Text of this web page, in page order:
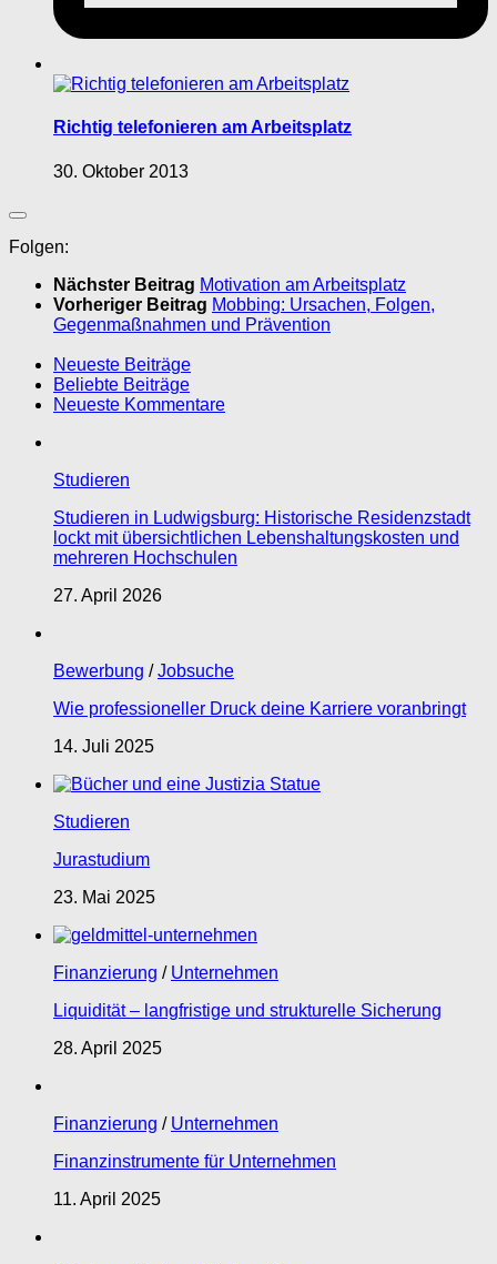
Richtig telefonieren am Arbeitsplatz
30. Oktober 2013
Folgen:
Nächster Beitrag Motivation am Arbeitsplatz
Vorheriger Beitrag Mobbing: Ursachen, Folgen,
Gegenmaßnahmen und Prävention
Neueste Beiträge
Beliebte Beiträge
Neueste Kommentare
Studieren
Studieren in Ludwigsburg: Historische Residenzstadt
lockt mit übersichtlichen Lebenshaltungskosten und
mehreren Hochschulen
27. April 2026
Bewerbung /Jobsuche
Wie professioneller Druck deine Karriere voranbringt
14. Juli 2025
Studieren
Jurastudium
23. Mai 2025
Finanzierung / Unternehmen
Liquidität – langfristige und strukturelle Sicherung
28. April 2025
Finanzierung / Unternehmen
Finanzinstrumente für Unternehmen
11. April 2025